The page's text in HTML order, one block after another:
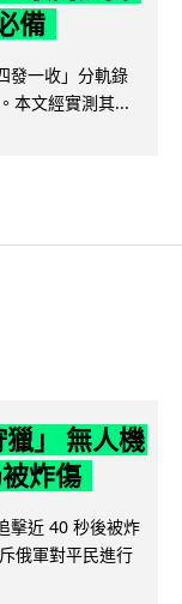
備
發一收」分軌錄
本文經實測其...
」 無人機
炸傷
擊近 40 秒後被炸
俄軍對平民進行